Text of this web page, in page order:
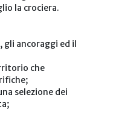
la crociera.
ancoraggi ed il
che
selezione dei